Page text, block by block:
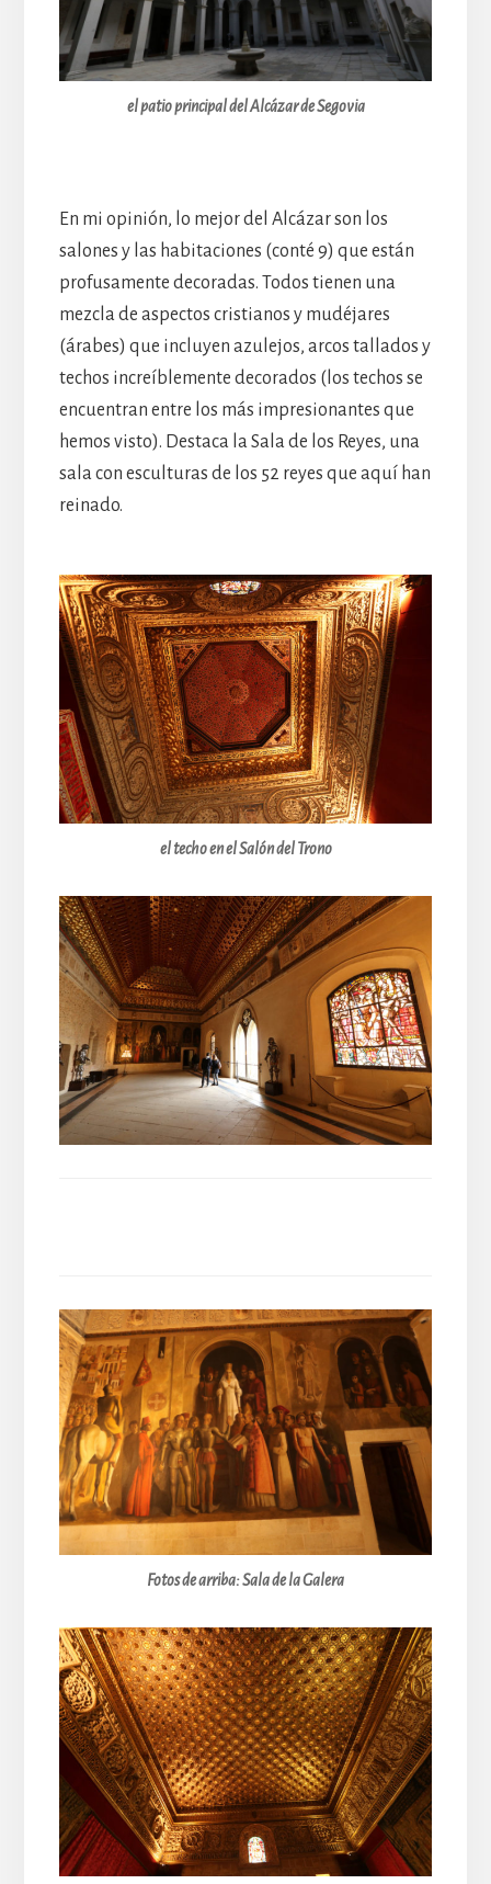
el patio principal del Alcázar de Segovia
En mi opinión, lo mejor del Alcázar son los
salones y las habitaciones (conté 9) que están
profusamente decoradas. Todos tienen una
mezcla de aspectos cristianos y mudéjares
(árabes) que incluyen azulejos, arcos tallados y
techos increíblemente decorados (los techos se
encuentran entre los más impresionantes que
hemos visto). Destaca la Sala de los Reyes, una
sala con esculturas de los 52 reyes que aquí han
reinado.
el techo en elSalón del Trono
Fotos de arriba:Sala de la Galera